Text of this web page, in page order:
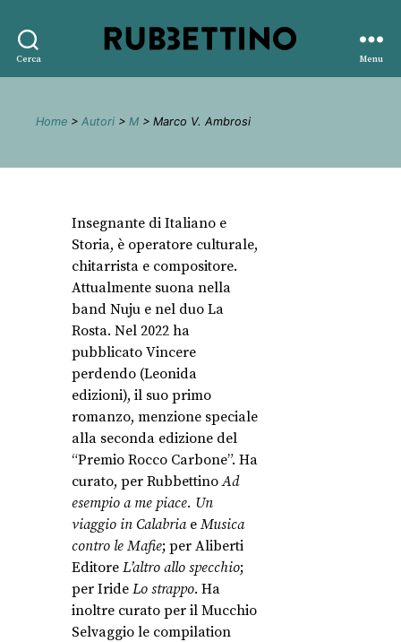
Cerca
editore
Menu
Home > Autori > M > Marco V. Ambrosi
Insegnante di Italiano e
Storia, è operatore culturale,
chitarrista e compositore.
Attualmente suona nella
band Nuju e nel duo La
Rosta. Nel 2022 ha
pubblicato Vincere
perdendo (Leonida
edizioni), il suo primo
romanzo, menzione speciale
alla seconda edizione del
“Premio Rocco Carbone”. Ha
curato, per RubbettinoAd
esempio a me piace. Un
viaggio in Calabriae Musica
contro le Mafie; per Aliberti
Editore L’altro allo specchio;
per Iride Lo strappo. Ha
inoltre curato per il Mucchio
Selvaggio le compilation